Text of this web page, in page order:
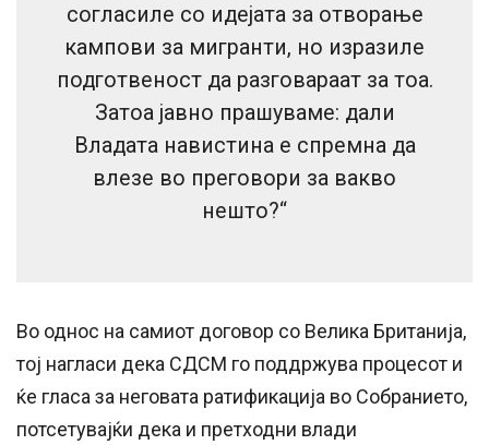
согласиле со идејата за отворање
кампови за мигранти, но изразиле
подготвеност да разговараат за тоа.
Затоа јавно прашуваме: дали
Владата навистина е спремна да
влезе во преговори за вакво
нешто?“
Во однос на самиот договор со Велика Британија,
тој нагласи дека СДСМ го поддржува процесот и
ќе гласа за неговата ратификација во Собранието,
потсетувајќи дека и претходни влади